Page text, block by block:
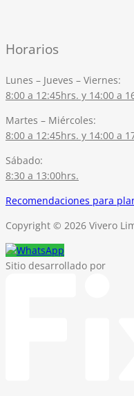
Horarios
Lunes – Jueves – Viernes:
8:00 a 12:45hrs. y 14:00 a
Martes – Miércoles:
8:00 a 12:45hrs. y 14:00 a
Sábado:
8:30 a 13:00hrs.
Recomendaciones para
Copyright © 2026 Vivero
Sitio desarrollado por